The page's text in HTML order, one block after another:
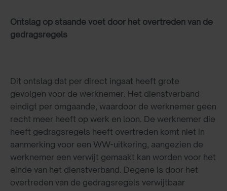
Ontslag op staande voet door het overtreden van de
gedragsregels
Dit ontslag dat per direct ingaat heeft grote
gevolgen voor de werknemer. Het dienstverband
eindigt per omgaande, waardoor de werknemer geen
recht meer heeft op werk en loon. De werknemer die
heeft gedragsregels heeft overtreden komt niet in
aanmerking voor een WW-uitkering, aangezien de
werknemer een verwijt gemaakt kan worden voor het
einde van het dienstverband. Degene is door het
overtreden van de gedragsregels verwijtbaar